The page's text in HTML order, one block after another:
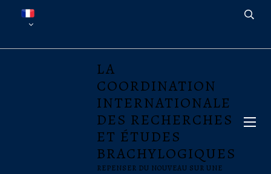
LA
COORDINATION
INTERNATIONALE
DES RECHERCHES
ET ÉTUDES
BRACHYLOGIQUES
REPENSER DU NOUVEAU SUR UNE